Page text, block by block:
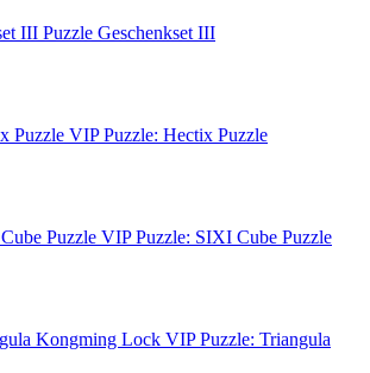
Puzzle Geschenkset III
VIP Puzzle: Hectix Puzzle
VIP Puzzle: SIXI Cube Puzzle
VIP Puzzle: Triangula